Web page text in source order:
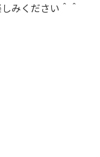
みください＾＾